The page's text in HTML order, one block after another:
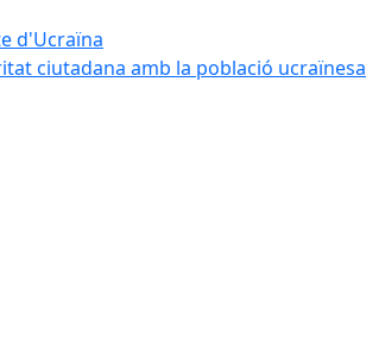
d'Ucraïna
ciutadana amb la població ucraïnesa